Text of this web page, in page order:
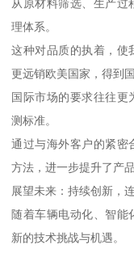
从原材料筛选、生产过
理体系。
这种对品质的执着，使
更远销欧美国家，得到
国际市场的要求往往更
测标准。
通过与海外客户的紧密
方法，进一步提升了产
展望未来：持续创新，
随着车辆电动化、智能
新的技术挑战与机遇。